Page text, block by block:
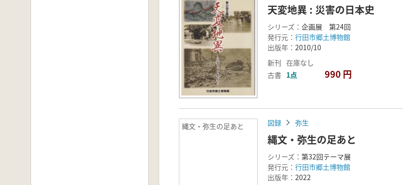
天変地異 : 災害の日本史
シリーズ： 企画展 第24回
発行元： 行田市郷土博物館
出版年： 2010/10
新刊 在庫なし
古書 1点 990 円
縄文・弥生の足あと 図録 弥生
縄文・弥生の足あと
シリーズ： 第32回テーマ展
発行元： 行田市郷土博物館
出版年： 2022